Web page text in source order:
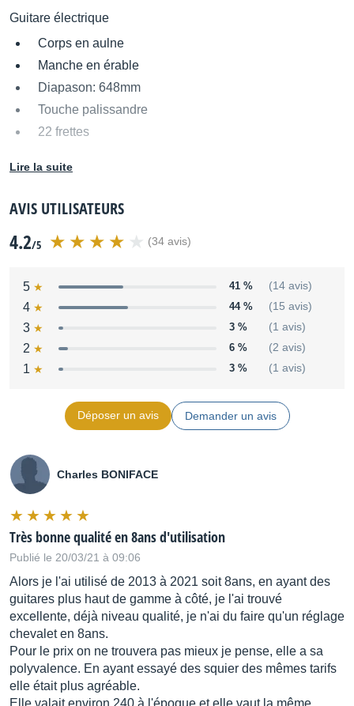
Guitare électrique
Corps en aulne
Manche en érable
Diapason: 648mm
Touche palissandre
22 frettes
1 micro double bobinage
Distribué par Yamaha Music Europe
Lire la suite
AVIS UTILISATEURS
4.2/5 (34 avis)
5 41 % (14 avis)
4 44 % (15 avis)
3 3 % (1 avis)
2 6 % (2 avis)
1 3 % (1 avis)
Déposer un avis Demander un avis
Charles BONIFACE
Très bonne qualité en 8ans d'utilisation
Publié le 20/03/21 à 09:06
Alors je l'ai utilisé de 2013 à 2021 soit 8ans, en ayant des
guitares plus haut de gamme à côté, je l'ai trouvé
excellente, déjà niveau qualité, je n'ai du faire qu'un réglage
chevalet en 8ans.
Pour le prix on ne trouvera pas mieux je pense, elle a sa
polyvalence. En ayant essayé des squier des mêmes tarifs
elle était plus agréable.
Elle valait environ 240 à l'époque et elle vaut la même